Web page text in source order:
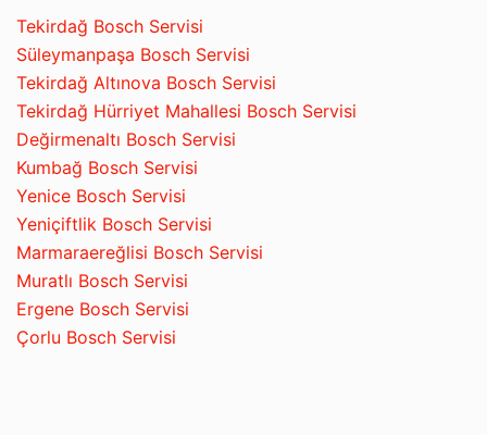
Tekirdağ Bosch Servisi
Süleymanpaşa Bosch Servisi
Tekirdağ Altınova Bosch Servisi
Tekirdağ Hürriyet Mahallesi Bosch Servisi
Değirmenaltı Bosch Servisi
Kumbağ Bosch Servisi
Yenice Bosch Servisi
Yeniçiftlik Bosch Servisi
Marmaraereğlisi Bosch Servisi
Muratlı Bosch Servisi
Ergene Bosch Servisi
Çorlu Bosch Servisi